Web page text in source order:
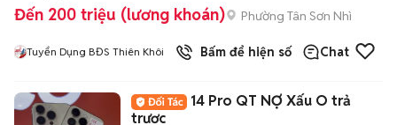
Đến 200 triệu (lương khoán) Phường Tân Sơn Nhì
Tuyển Dụng BĐS Thiên Khôi Bấm để hiện số Chat
14 Pro QT NỢ Xấu O trả
trươc